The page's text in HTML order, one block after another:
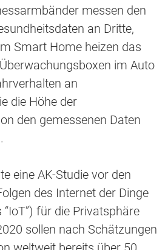
messen den
an Dritte,
Smart Home heizen das
im Auto
an
die Höhe der
den gemessenen Daten
eine AK-Studie vor den
des Internet der Dinge
für die Privatsphäre
sollen nach Schätzungen